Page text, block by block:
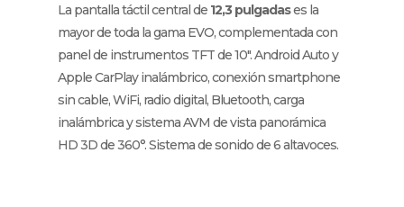
La pantalla táctil central de 12,3 pulgadases la
mayor de toda la gama EVO, complementada con
panel de instrumentos TFT de 10″. Android Auto y
Apple CarPlay inalámbrico, conexión smartphone
sin cable, WiFi, radio digital, Bluetooth, carga
inalámbrica y sistema AVM de vista panorámica
HD 3D de 360°. Sistema de sonido de 6 altavoces.